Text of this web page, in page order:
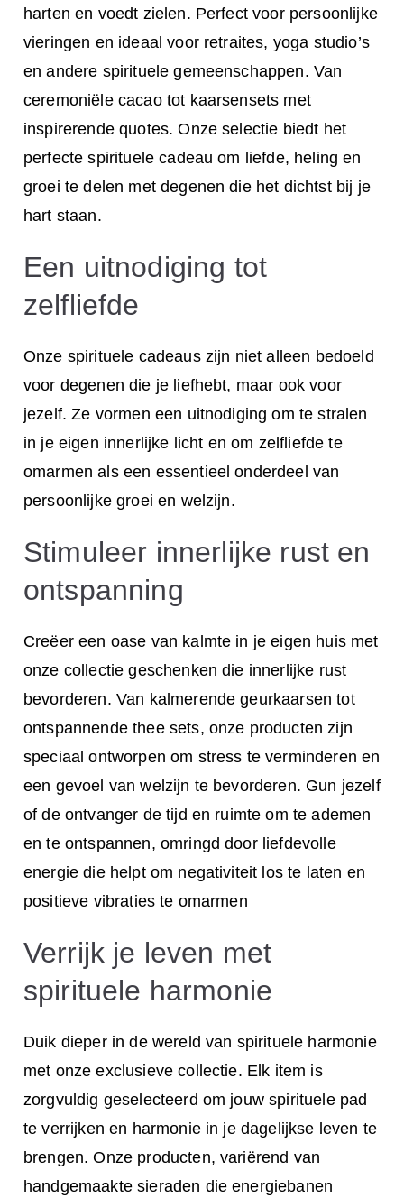
harten en voedt zielen. Perfect voor persoonlijke
vieringen en ideaal voor retraites, yoga studio’s
en andere spirituele gemeenschappen. Van
ceremoniële cacao tot kaarsensets met
inspirerende quotes. Onze selectie biedt het
perfecte spirituele cadeau om liefde, heling en
groei te delen met degenen die het dichtst bij je
hart staan.
Een uitnodiging tot
zelfliefde
Onze spirituele cadeaus zijn niet alleen bedoeld
voor degenen die je liefhebt, maar ook voor
jezelf. Ze vormen een uitnodiging om te stralen
in je eigen innerlijke licht en om zelfliefde te
omarmen als een essentieel onderdeel van
persoonlijke groei en welzijn.
Stimuleer innerlijke rust en
ontspanning
Creëer een oase van kalmte in je eigen huis met
onze collectie geschenken die innerlijke rust
bevorderen. Van kalmerende geurkaarsen tot
ontspannende thee sets, onze producten zijn
speciaal ontworpen om stress te verminderen en
een gevoel van welzijn te bevorderen. Gun jezelf
of de ontvanger de tijd en ruimte om te ademen
en te ontspannen, omringd door liefdevolle
energie die helpt om negativiteit los te laten en
positieve vibraties te omarmen
Verrijk je leven met
spirituele harmonie
Duik dieper in de wereld van spirituele harmonie
met onze exclusieve collectie. Elk item is
zorgvuldig geselecteerd om jouw spirituele pad
te verrijken en harmonie in je dagelijkse leven te
brengen. Onze producten, variërend van
handgemaakte sieraden die energiebanen